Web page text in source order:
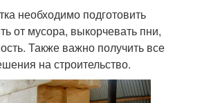
необходимо подготовить
от мусора, выкорчевать пни,
Также важно получить все
на строительство.